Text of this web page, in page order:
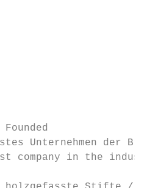
Founded
Unternehmen der
company in the